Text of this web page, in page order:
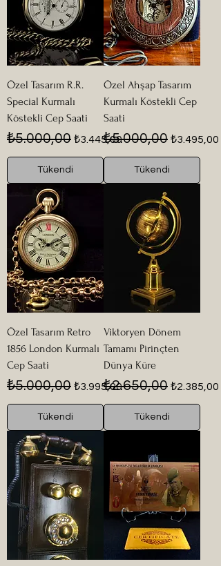
Özel Tasarım R.R.
Special Kurmalı
Köstekli Cep Saati
Normal Fiyat
₺5.000,00 İndirimli Fiyat
₺3.445,00
Tükendi
Özel Ahşap Tasarım
Kurmalı Köstekli Cep
Saati
Normal Fiyat
₺5.000,00 İndirimli
₺3.495,00
Tükendi
Özel Tasarım Retro
1856 London Kurmalı
Cep Saati
Normal Fiyat
₺5.000,00 İndirimli Fiyat
₺3.995,00
Tükendi
Viktoryen Dönem
Tamamı Pirinçten
Dünya Küre
Normal Fiyat
₺2.650,00 İndirimli
₺2.385,00
Tükendi